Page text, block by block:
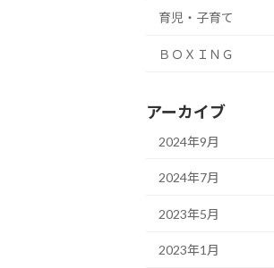
育児・子育て
ＢＯＸＩＮＧ
アーカイブ
2024年9月
2024年7月
2023年5月
2023年1月